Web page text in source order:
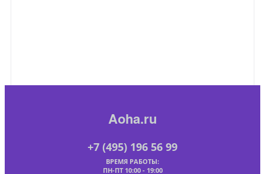
Aoha.ru
+7 (495) 196 56 99
ВРЕМЯ РАБОТЫ:
ПН-ПТ 10:00 - 19:00